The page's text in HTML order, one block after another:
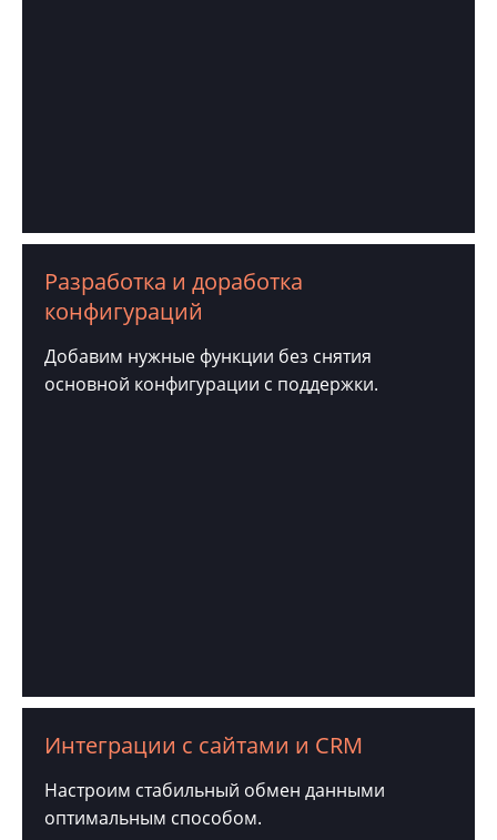
Разработка и доработка
конфигураций
Добавим нужные функции без снятия
основной конфигурации с поддержки.
Интеграции с сайтами и CRM
Настроим стабильный обмен данными
оптимальным способом.